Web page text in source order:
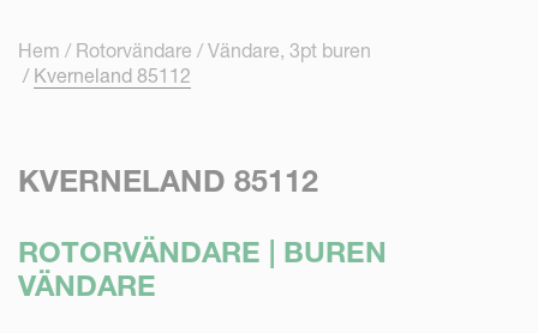
Skip to main content
Hem Rotorvändare
Vändare, 3pt buren
Kverneland 85112
KVERNELAND 85112
ROTORVÄNDARE | BUREN
VÄNDARE